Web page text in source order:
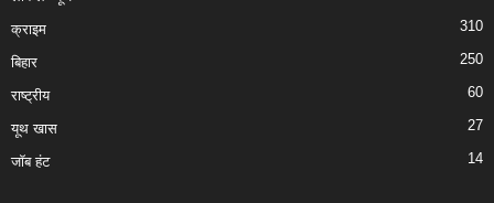
क्राइम 310
बिहार 250
राष्ट्रीय 60
यूथ खास 27
जॉब हंट 14